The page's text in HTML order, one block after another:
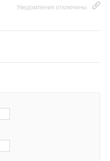
Уведомления отключены